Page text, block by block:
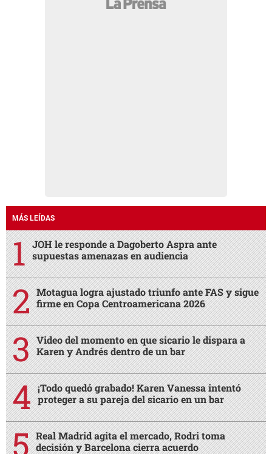
MÁS LEÍDAS
JOH le responde a Dagoberto Aspra ante
supuestas amenazas en audiencia
Motagua logra ajustado triunfo ante FAS y sigue
firme en Copa Centroamericana 2026
Video del momento en que sicario le dispara a
Karen y Andrés dentro de un bar
¡Todo quedó grabado! Karen Vanessa intentó
proteger a su pareja del sicario en un bar
Real Madrid agita el mercado, Rodri toma
decisión y Barcelona cierra acuerdo